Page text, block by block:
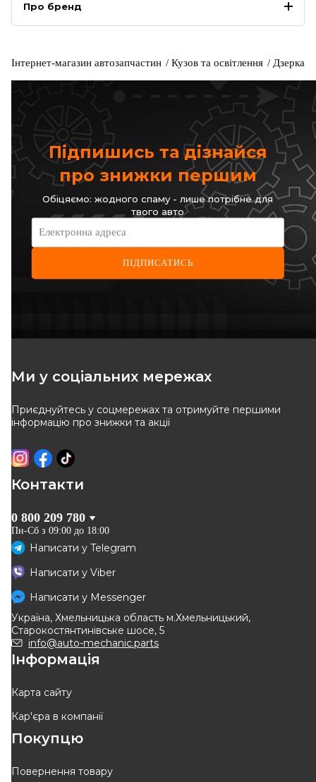
Про бренд
Інтернет-магазин автозапчастин Кузов та освітлення Дзеркала
Підпишись та дізнайся
про знижки першим
Обіцяємо: жодного спаму - лише потрібне для
твого авто
Електронна адреса
ПІДПИСАТИСЬ
Ми у соціальних мережах
Приєднуйтесь у соцмережах та отримуйте першими
інформацію про знижки та акції
Контакти
0 800 209 780
Пн-Сб з 09:00 до 18:00
Написати у Telegram
Написати у Viber
Написати у Messenger
Україна, Хмельницька область м.Хмельницький,
Старокостянтинівське шосе, 5
info@auto-mechanic.parts
Інформація
Карта сайту
Кар'єра в компанії
Покупцю
Повернення товару